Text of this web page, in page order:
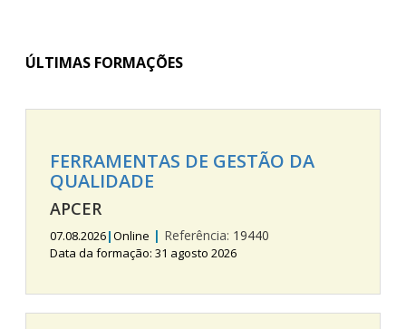
ÚLTIMAS FORMAÇÕES
FERRAMENTAS DE GESTÃO DA
QUALIDADE
APCER
07.08.2026|Online | Referência: 19440
Data da formação: 31 agosto 2026